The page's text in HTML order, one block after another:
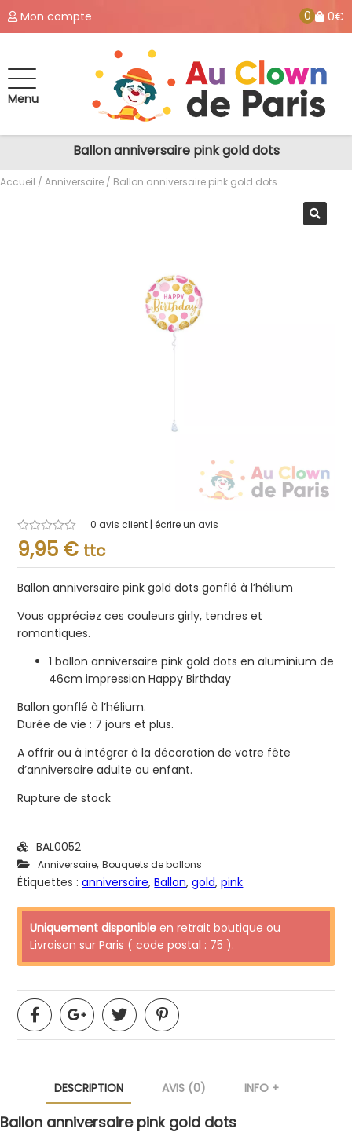
Mon compte 0 0€
Menu
Ballon anniversaire pink gold dots
Accueil / Anniversaire / Ballon anniversaire pink gold dots
Note
0.001
sur
0 avis client | écrire un avis
9,95 € ttc
Ballon anniversaire pink gold dots gonflé à l’hélium
Vous appréciez ces couleurs girly, tendres et
romantiques.
1 ballon anniversaire pink gold dots en aluminium de
46cm impression Happy Birthday
Ballon gonflé à l’hélium.
Durée de vie : 7 jours et plus.
A offrir ou à intégrer à la décoration de votre fête
d’anniversaire adulte ou enfant.
Rupture de stock
BAL0052
Anniversaire,Bouquets de ballons
Étiquettes :anniversaire,Ballon,gold,pink
Uniquement disponible en retrait boutique ou
Livraison sur Paris ( code postal : 75 ).
DESCRIPTION AVIS (0) INFO +
Ballon anniversaire pink gold dots